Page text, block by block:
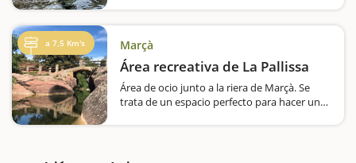
se formaron por la erosión del agua que
bajaba…
a 7,5 Km's Marçà
Área recreativa de La Pallissa
Área de ocio junto a la riera de Marçà. Se
trata de un espacio perfecto para hacer una
Junto…